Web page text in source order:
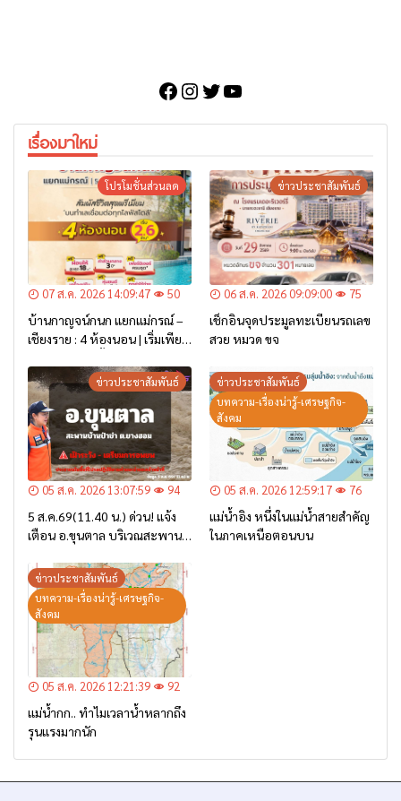
Facebook
Instagram
Twitter
YouTube
เรื่องมาใหม่
โปรโมชั่นส่วนลด
07 ส.ค. 2026 14:09:47 50
บ้านกาญจน์กนก แยกแม่กรณ์ –
เชียงราย : 4 ห้องนอน | เริ่มเพียง
ข่าวประชาสัมพันธ์
06 ส.ค. 2026 09:09:00 75
เช็กอินจุดประมูลทะเบียนรถเลข
สวย หมวด ขจ
ข่าวประชาสัมพันธ์
05 ส.ค. 2026 13:07:59 94
5 ส.ค.69(11.40 น.) ด่วน! แจ้ง
เตือน อ.ขุนตาล บริเวณสะพาน
– เตรียมการอพยพ”
ข่าวประชาสัมพันธ์
บทความ-เรื่องน่ารู้-เศรษฐกิจ-
สังคม
05 ส.ค. 2026 12:59:17 76
แม่น้ำอิง หนึ่งในแม่น้ำสายสำคัญ
ในภาคเหนือตอนบน
ข่าวประชาสัมพันธ์
บทความ-เรื่องน่ารู้-เศรษฐกิจ-
สังคม
05 ส.ค. 2026 12:21:39 92
แม่น้ำกก.. ทำไมเวลาน้ำหลากถึง
รุนแรงมากนัก